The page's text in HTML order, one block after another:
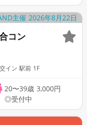
コン
イン 駅前 1F
20〜39歳 3,000円
◎受付中